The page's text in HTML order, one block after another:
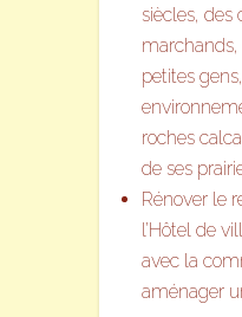
siècles, des
petites
roches
de ses
Rénover le
l’Hôtel de
avec la
aménager